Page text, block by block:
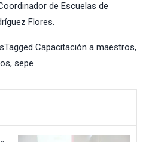
de Escuelas de
Flores.
Tagged Capacitación a maestros,
, sepe